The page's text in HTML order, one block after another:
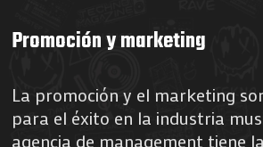
Promoción y marketing
La promoción y el marketing
para el éxito en la industria
agencia de management tiene